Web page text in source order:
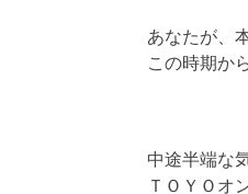
あなたが、
この時期か
中途半端な
ＴＯＹＯオ